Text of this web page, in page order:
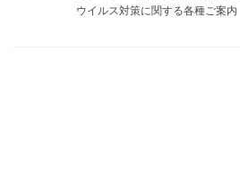
ウイルス対策に関する各種ご案内